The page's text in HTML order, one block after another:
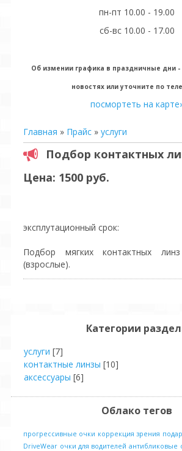
пн-пт 10.00 - 19.00
сб-вс 10.00 - 17.00
Об измении графика в праздничные дни
новостях или уточните по
посмортеть на
Главная » Прайс » услуги
Подбор контактных
Цена: 1500 руб.
эксплутационный срок:
Подбор мягких контактных
(взрослые).
Категории
услуги [7]
контактные линзы [10]
аксессуары [6]
Облако тегов
прогрессивные очки коррекция зрения
DriveWear очки для водителей антибликовые